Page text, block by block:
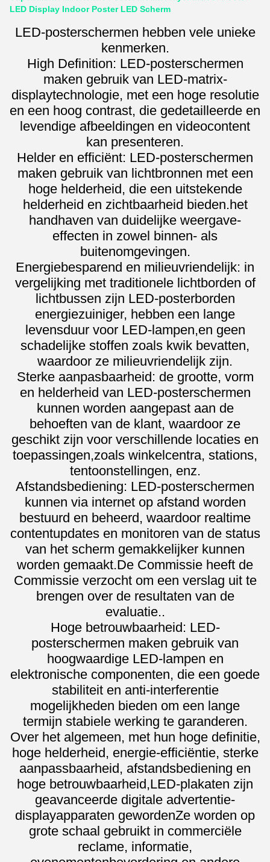
LED Display Indoor Poster LED Scherm
LED-posterschermen hebben vele unieke
kenmerken.
High Definition: LED-posterschermen
maken gebruik van LED-matrix-
displaytechnologie, met een hoge resolutie
en een hoog contrast, die gedetailleerde en
levendige afbeeldingen en videocontent
kan presenteren.
Helder en efficiënt: LED-posterschermen
maken gebruik van lichtbronnen met een
hoge helderheid, die een uitstekende
helderheid en zichtbaarheid bieden.het
handhaven van duidelijke weergave-
effecten in zowel binnen- als
buitenomgevingen.
Energiebesparend en milieuvriendelijk: in
vergelijking met traditionele lichtborden of
lichtbussen zijn LED-posterborden
energiezuiniger, hebben een lange
levensduur voor LED-lampen,en geen
schadelijke stoffen zoals kwik bevatten,
waardoor ze milieuvriendelijk zijn.
Sterke aanpasbaarheid: de grootte, vorm
en helderheid van LED-posterschermen
kunnen worden aangepast aan de
behoeften van de klant, waardoor ze
geschikt zijn voor verschillende locaties en
toepassingen,zoals winkelcentra, stations,
tentoonstellingen, enz.
Afstandsbediening: LED-posterschermen
kunnen via internet op afstand worden
bestuurd en beheerd, waardoor realtime
contentupdates en monitoren van de status
van het scherm gemakkelijker kunnen
worden gemaakt.De Commissie heeft de
Commissie verzocht om een verslag uit te
brengen over de resultaten van de
evaluatie..
Hoge betrouwbaarheid: LED-
posterschermen maken gebruik van
hoogwaardige LED-lampen en
elektronische componenten, die een goede
stabiliteit en anti-interferentie
mogelijkheden bieden om een lange
termijn stabiele werking te garanderen.
Over het algemeen, met hun hoge definitie,
hoge helderheid, energie-efficiëntie, sterke
aanpassbaarheid, afstandsbediening en
hoge betrouwbaarheid,LED-plakaten zijn
geavanceerde digitale advertentie-
displayapparaten gewordenZe worden op
grote schaal gebruikt in commerciële
reclame, informatie,